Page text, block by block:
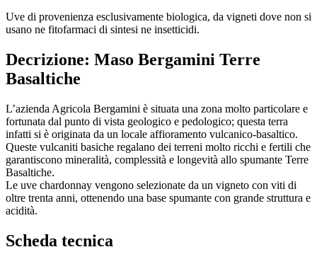
Uve di provenienza esclusivamente biologica, da vigneti dove non si
usano ne fitofarmaci di sintesi ne insetticidi.
Decrizione: Maso Bergamini Terre
Basaltiche
L’azienda Agricola Bergamini è situata una zona molto particolare e
fortunata dal punto di vista geologico e pedologico; questa terra
infatti si è originata da un locale affioramento vulcanico-basaltico.
Queste vulcaniti basiche regalano dei terreni molto ricchi e fertili che
garantiscono mineralità, complessità e longevità allo spumante Terre
Basaltiche.
Le uve chardonnay vengono selezionate da un vigneto con viti di
oltre trenta anni, ottenendo una base spumante con grande struttura e
acidità.
Scheda tecnica